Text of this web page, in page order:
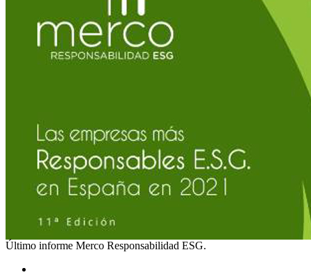
Último informe Merco Responsabilidad ESG.